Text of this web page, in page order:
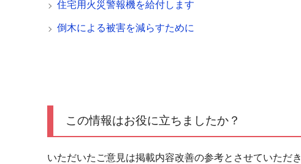
住宅用火災警報機を給付します
倒木による被害を減らすために
この情報はお役に立ちましたか？
いただいたご意見は掲載内容改善の参考とさせていただき